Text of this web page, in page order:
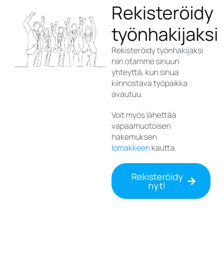
Rekisteröidy
työnhakijaksi
Rekisteröidy työnhakijaksi
niin otamme sinuun
yhteyttä, kun sinua
kiinnostava työpaikka
avautuu.
Voit myös lähettää
vapaamuotoisen
hakemuksen
lomakkeenkautta.
Rekisteröidy
nyt!